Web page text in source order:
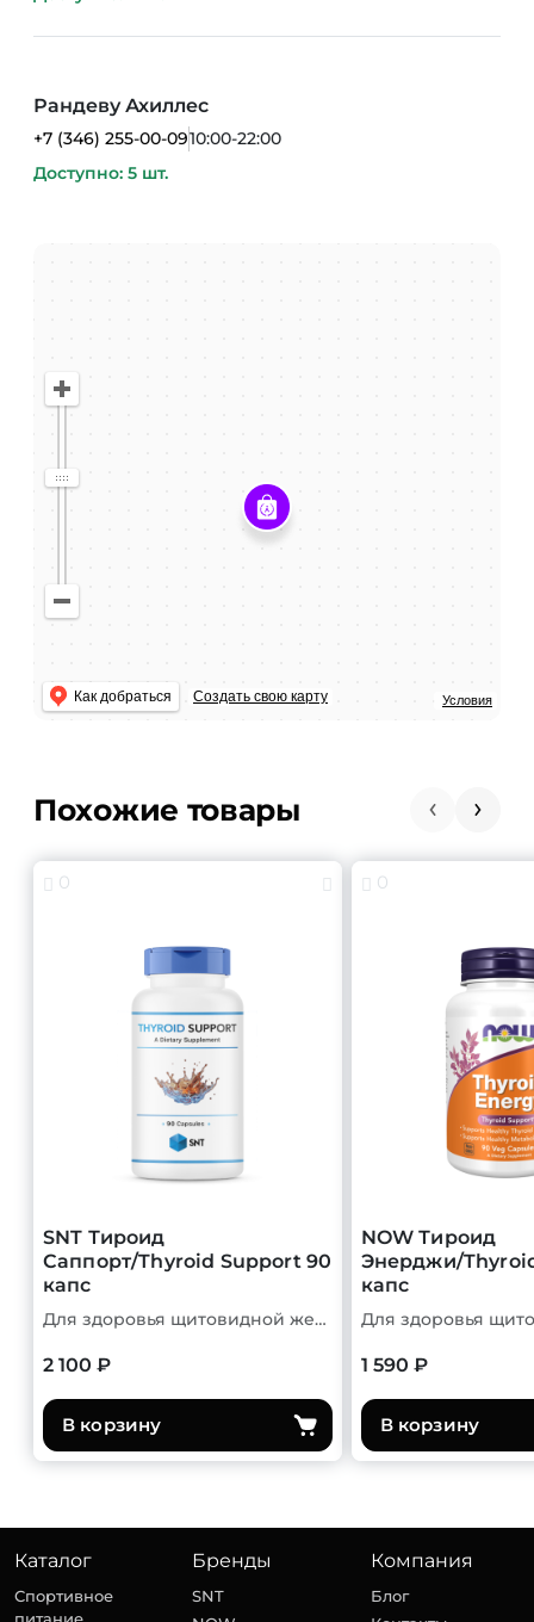
Рандеву Ахиллес
+7 (346) 255-00-0910:00-22:00
Доступно: 5 шт.
Условия
Как добраться Создать свою карту
Похожие товары
0
SNT Тироид
Саппорт/Thyroid Support 90
капс
Для здоровья щитовидной железы
2 100 ₽
В корзину
0
NOW Тироид
Энерджи/
капс
1 590 ₽
В корзину
Каталог
Спортивное
Бренды
SNT
Компания
Блог